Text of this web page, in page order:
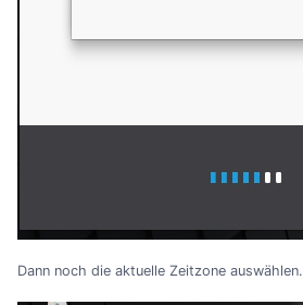
Dann noch die aktuelle Zeitzone auswählen.